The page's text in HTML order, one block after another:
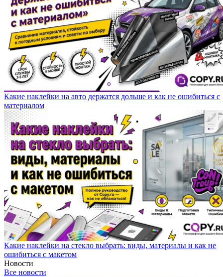
Какие наклейки на авто держатся дольше и как не ошибиться с
материалом
Какие наклейки на стекло выбрать: виды, материалы и как не
ошибиться с макетом
Новости
Все новости